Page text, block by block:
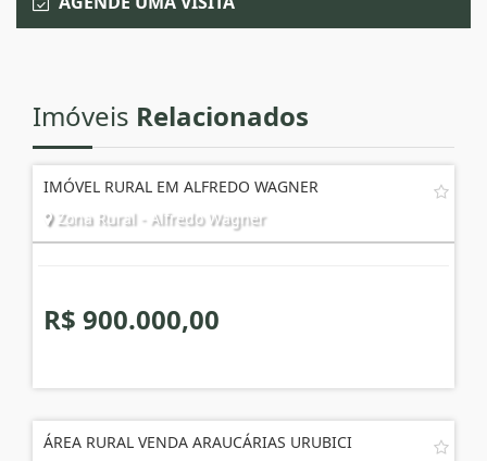
Imóveis Relacionados
IMÓVEL RURAL EM ALFREDO WAGNER
Zona Rural - Alfredo Wagner
R$ 900.000,00
ÁREA RURAL VENDA ARAUCÁRIAS URUBICI